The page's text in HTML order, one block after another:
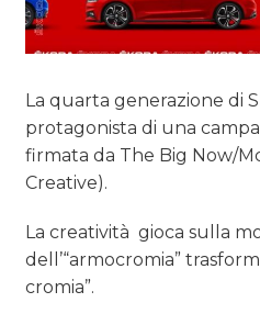
TREND
OPINIONI
La quarta generazione di
protagonista di una
firmata da The Big Now/
Creative).
La creatività gioca sulla
dell’“armocromia”
cromia”.